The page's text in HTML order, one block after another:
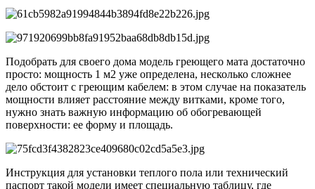
Подобрать для своего дома модель греющего мата достаточно
просто: мощность 1 м2 уже определена, несколько сложнее
дело обстоит с греющим кабелем: в этом случае на показатель
мощности влияет расстояние между витками, кроме того,
нужно знать важную информацию об обогревающей
поверхности: ее форму и площадь.
Инструкция для установки теплого пола или технический
паспорт такой модели имеет специальную таблицу, где